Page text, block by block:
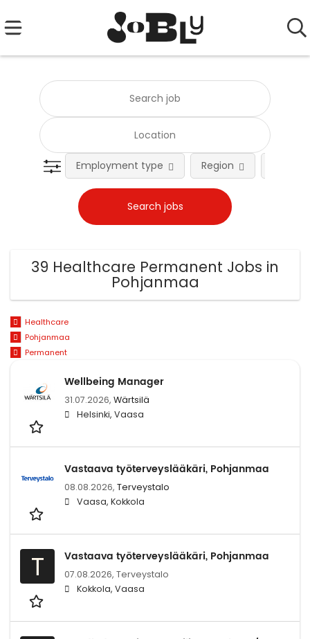
Employment type Region
39 Healthcare Permanent Jobs in
Pohjanmaa
Healthcare
Pohjanmaa
Permanent
Wellbeing Manager
31.07.2026, Wärtsilä
Helsinki, Vaasa
Vastaava työterveyslääkäri, Pohjanmaa
08.08.2026, Terveystalo
Vaasa, Kokkola
T Vastaava työterveyslääkäri, Pohjanmaa
07.08.2026, Terveystalo
Kokkola, Vaasa